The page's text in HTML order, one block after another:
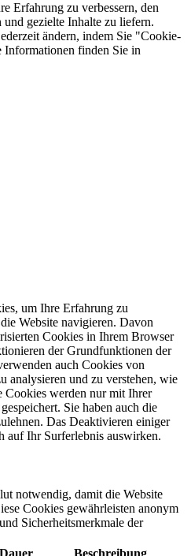
Erfahrung zu verbessern, den
und gezielte Inhalte zu liefern.
ändern, indem Sie "Cookie-
Informationen finden Sie in
um Ihre Erfahrung zu
Website navigieren. Davon
Cookies in Ihrem Browser
der Grundfunktionen der
auch Cookies von
analysieren und zu verstehen, wie
Cookies werden nur mit Ihrer
Sie haben auch die
Das Deaktivieren einiger
auf Ihr Surferlebnis auswirken.
notwendig, damit die Website
Cookies gewährleisten anonym
Sicherheitsmerkmale der
Dauer Beschreibung